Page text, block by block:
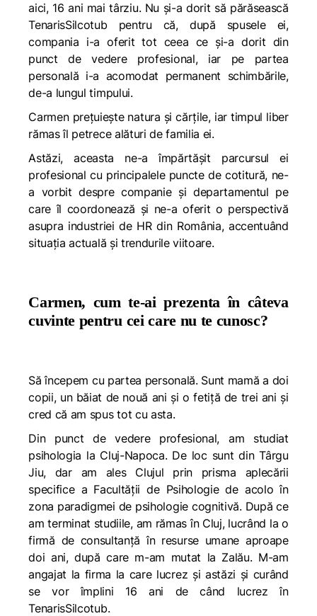
aici, 16 ani mai târziu. Nu și-a dorit să părăsească
TenarisSilcotub pentru că, după spusele ei,
compania i-a oferit tot ceea ce și-a dorit din
punct de vedere profesional, iar pe partea
personală i-a acomodat permanent schimbările,
de-a lungul timpului.
Carmen prețuiește natura și cărțile, iar timpul liber
rămas îl petrece alături de familia ei.
Astăzi, aceasta ne-a împărtășit parcursul ei
profesional cu principalele puncte de cotitură, ne-
a vorbit despre companie și departamentul pe
care îl coordonează și ne-a oferit o perspectivă
asupra industriei de HR din România, accentuând
situația actuală și trendurile viitoare.
Carmen, cum te-ai prezenta în câteva
cuvinte pentru cei care nu te cunosc?
Să începem cu partea personală. Sunt mamă a doi
copii, un băiat de nouă ani și o fetiță de trei ani și
cred că am spus tot cu asta.
Din punct de vedere profesional, am studiat
psihologia la Cluj-Napoca. De loc sunt din Târgu
Jiu, dar am ales Clujul prin prisma aplecării
specifice a Facultății de Psihologie de acolo în
zona paradigmei de psihologie cognitivă. După ce
am terminat studiile, am rămas în Cluj, lucrând la o
firmă de consultanță în resurse umane aproape
doi ani, după care m-am mutat la Zalău. M-am
angajat la firma la care lucrez și astăzi și curând
se vor împlini 16 ani de când lucrez în
TenarisSilcotub.